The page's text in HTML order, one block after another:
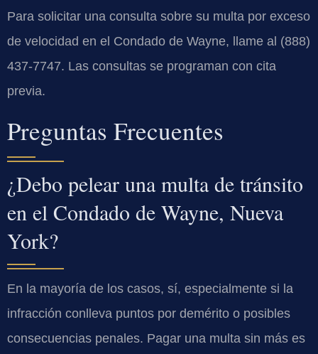
Para solicitar una consulta sobre su multa por exceso
de velocidad en el Condado de Wayne, llame al (888)
437-7747. Las consultas se programan con cita
previa.
Preguntas Frecuentes
¿Debo pelear una multa de tránsito
en el Condado de Wayne, Nueva
York?
En la mayoría de los casos, sí, especialmente si la
infracción conlleva puntos por demérito o posibles
consecuencias penales. Pagar una multa sin más es